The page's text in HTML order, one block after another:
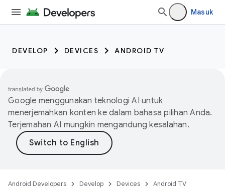
Masuk
DEVELOP DEVICES ANDROID TV
Google menggunakan teknologi AI untuk
menerjemahkan konten ke dalam bahasa pilihan Anda.
Terjemahan AI mungkin mengandung kesalahan.
Android Developers Develop Devices Android TV